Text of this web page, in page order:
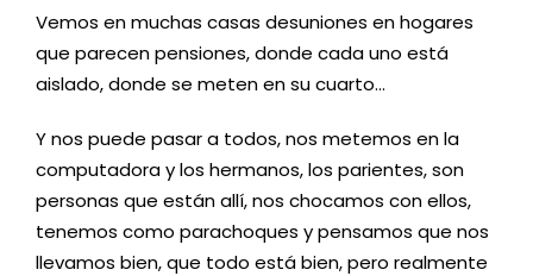
Vemos en muchas casas desuniones en hogares
que parecen pensiones, donde cada uno está
aislado, donde se meten en su cuarto…
Y nos puede pasar a todos, nos metemos en la
computadora y los hermanos, los parientes, son
personas que están allí, nos chocamos con ellos,
tenemos como parachoques y pensamos que nos
llevamos bien, que todo está bien, pero realmente